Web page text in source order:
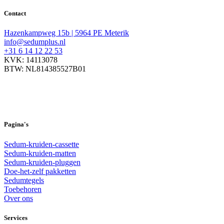
Contact
Hazenkampweg 15b | 5964 PE Meterik
info@sedumplus.nl
+31 6 14 12 22 53
KVK: 14113078
BTW: NL814385527B01
Pagina's
Sedum-kruiden-cassette
Sedum-kruiden-matten
Sedum-kruiden-pluggen
Doe-het-zelf pakketten
Sedumtegels
Toebehoren
Over ons
Services